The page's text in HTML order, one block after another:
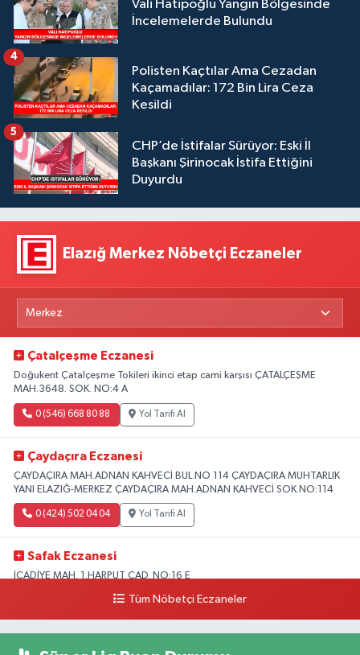
Vali Hatipoğlu Yangın Bölgesinde
İncelemelerde Bulundu
Polisten Kaçtılar Ama Cezadan
Kaçamadılar: 172 Bin Lira Ceza
Kesildi
4
CHP’de İstifalar Sürüyor: Eski İl
Başkanı Şirinocak İstifa Ettiğini
Duyurdu
5
Elazığ Merkez Nöbetçi Eczaneler
Çatalçeşme Eczanesi
Doğukent Çatalçeşme Tokileri ikinci etap cami karşısı ÇATALÇEŞME
MAH.3648. SOK. NO:4 A
0 (546) 668 80 88 Yol Tarifi Al
Çaydaçıra Eczanesi
ÇAYDAÇIRA MAH.ADNAN KAHVECİ BUL.NO 114 ÇAYDAÇIRA MUHTARLIK
YANI ELAZIĞ-MERKEZ ÇAYDAÇIRA MAH.ADNAN KAHVECİ SOK.NO:114
0 (424) 502 04 04 Yol Tarifi Al
Safak Eczanesi
İCADİYE MAH. 1.HARPUT CAD. NO:16 E
Yol Tarifi Al
Tüm Nöbetçi Eczaneler